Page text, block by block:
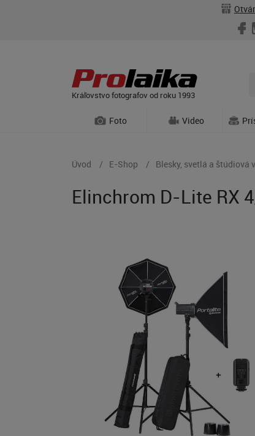
Kráľovstvo fotografov od roku 1993
Foto Video
Úvod E-Shop Blesky, svetlá a štúdiová
Elinchrom D-Lite RX